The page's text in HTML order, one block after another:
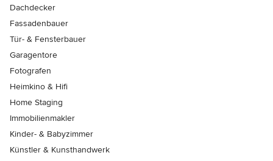
Dachdecker
Fassadenbauer
Tür- & Fensterbauer
Garagentore
Fotografen
Heimkino & Hifi
Home Staging
Immobilienmakler
Kinder- & Babyzimmer
Künstler & Kunsthandwerk